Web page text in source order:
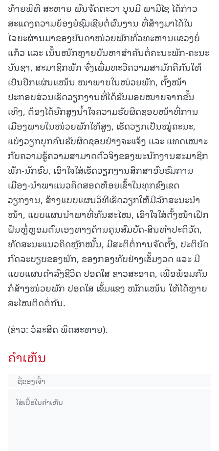
ທ້າຍພິທີ ສະຫາຍ ພົນຈັດຕະວາ ບຸນມີ ພາມີໄຊ ໄດ້ກ່າວ
ສະແດງຄວາມຍ້ອງຍໍຊົມເຊີຍຕໍ່ຜົນງານ ທີ່ສ້າງມາໄດ້ໃນ
ໄລຍະຜ່ານມາຂອງບັນດາໜ່ວຍພັກທົ່ວທະຫານແຂວງບໍ່
ແກ້ວ ແລະ ເນັ້ນໜັກຫຼາຍບັນຫາສຳຄັນຕໍ່ຄະນະພັກ-ຄະນະ
ບັນຊາ, ສະມາຊິກພັກ ຈົ່ງເພີ່ມທະວີຄວາມສາມັກຄີກັນໃຫ້
ເປັນປຶກແຜ່ນແໜ້ນ ໜາພາຍໃນໜ່ວຍພັກ, ຕັ້ງໜ້າ
ປະກອບສ່ວນເຮັດວຽກງານທີ່ໄດ້ຮັບມອບໝາຍຈາກຂັ້ນ
ເທິງ, ຕ້ອງໄດ້ຍົກສູງນໍ້າໃຈຄວາມຮັບຜິດຊອບໜ້າທີ່ການ
ເມືອງພາຍໃນໜ່ວຍພັກໃຫ້ສູງ, ເຮັດວຽກເປັນໝູ່ຄະນະ,
ແບ່ງວຽກບຸກຄົນຮັບຜິດຊອບຢ່າງຈະແຈ້ງ ແລະ ແທດເໝາະ
ກັບຄວາມຮູ້ຄວາມສາມາດຕົວຈິງຂອງພະນັກງານສະມາຊິກ
ພັກ-ນັກຮົບ, ເອົາໃຈໃສ່ເຮັດວຽກງານສຶກສາອົບຮົມການ
ເມືອງ-ນຳພາແນວຄິດສອດຫ້ອຍເຂົ້າໃນທຸກຂົງເຂດ
ວຽກງານ, ສ້າງແບບແຜນວິທີເຮັດວຽກໃຫ້ມີລັກສະນະນໍາ
ໜ້າ, ແບບແຜນນໍາພາທີ່ທັນສະໄໝ, ເອົາໃຈໃສ່ຕັ້ງໜ້າເຝືກ
ຝົນຫຼໍ່ຫຼອມຕົນເອງທາງດ້ານຄຸນສົມບັດ-ສິນທຳປະຕິວັດ,
ທັດສະນະແນວຄິດຫຼັກໝັ້ນ, ມີສະຕິຕໍ່ການຈັດຕັ້ງ, ປະຕິບັດ
ກົດລະບຽບຂອງພັກ, ຂອງກອງທັບຢ່າງເຂັ້ມງວດ ແລະ ມີ
ແບບແຜນດຳລົງຊີວິດ ປອດໃສ ຂາວສະອາດ, ເພື່ອພ້ອມກັນ
ກໍ່ສ້າງໜ່ວຍພັກ ປອດໃສ ເຂັ້ມແຂງ ໜັກແໜ້ນ ໃຫ້ໄດ້ຫຼາຍ
ສະໄໝຕິດຕໍ່ກັນ.
(ຂ່າວ: ວໍລະສິດ ພິດສະຫາຍ).
ຄໍາເຫັນ